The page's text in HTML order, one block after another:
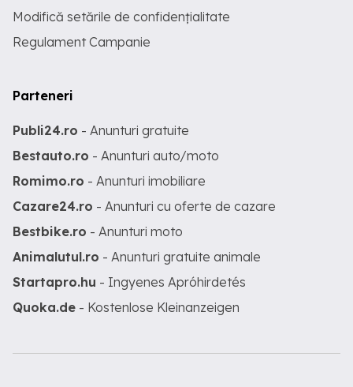
Modifică setările de confidențialitate
Regulament Campanie
Parteneri
Publi24.ro - Anunturi gratuite
Bestauto.ro - Anunturi auto/moto
Romimo.ro - Anunturi imobiliare
Cazare24.ro - Anunturi cu oferte de cazare
Bestbike.ro - Anunturi moto
Animalutul.ro - Anunturi gratuite animale
Startapro.hu - Ingyenes Apróhirdetés
Quoka.de - Kostenlose Kleinanzeigen